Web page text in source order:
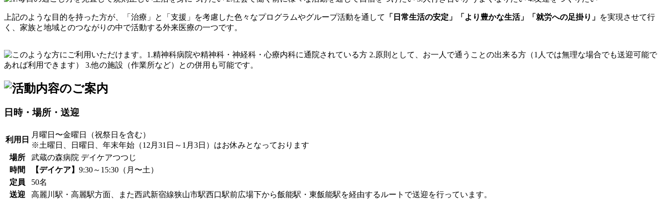
上記のような目的を持った方が、「治療」と「支援」を考慮した色々なプログラムやグループ活動を通して 「日常生活の安定」「より豊かな生活」「就労への足掛り」 を実現させて行
く、家族と地域とのつながりの中で活動する外来医療の一つです。
日時・場所・送迎
利用日
月曜日〜金曜日（祝祭日を含む）
※土曜日、日曜日、年末年始（12月31日～1月3日）はお休みとなっております
場所
武蔵の森病院 デイケアつつじ
時間
【デイケア】 9:30～15:30（月〜土）
定員
50名
送迎
高麗川駅・高麗駅方面、また西武新宿線狭山市駅西口駅前広場下から飯能駅・東飯能駅を経由するルートで送迎を行っています。